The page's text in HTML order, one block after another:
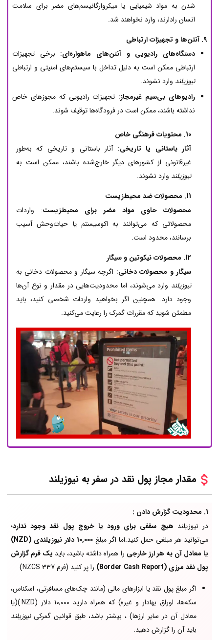
شدن به مواد شیمیایی یا میکروارگانیسم‌های مضر برای سلامت
انسان رادارند، وارد نخواهند شد.
9. آنتن‌ها و تجهیزات ارتباطی
دستگاه‌های رادیویی و آنتن‌های ماهواره‌ای: برخی تجهیزات
ارتباطی ممکن است به دلیل تداخل با سیستم‌های امنیتی و ارتباطی
نیوزیلند وارد نشوند.
رادیوهای بی‌سیم غیرمجاز: تجهیزات رادیویی که مجوزهای خاص
نداشته باشند، ممکن است در فرودگاه‌ها توقیف شوند.
10. محتویات فرهنگی خاص
آثار باستانی یا تاریخی: آثار باستانی و تاریخی که به‌طور
غیرقانونی از کشورهای دیگر خارج‌شده باشند، ممکن است به
نیوزیلند وارد نشوند.
11. محصولات ضد محیط‌زیست
محصولات حاوی مواد مضر برای محیط‌زیست: واردات
محصولاتی که می‌توانند به اکوسیستم یا حیات‌وحش آسیب
برسانند، محدود است.
12. محصولات نیکوتین و سیگار
سیگار و محصولات دخانی: اگرچه سیگار و محصولات دخانی به
نیوزیلند وارد می‌شوند، اما محدودیت‌هایی در مقدار و نوع آن‌ها
وجود دارد. همچنین اگر بخواهید واردات شخصی کنید، باید
مطمئن شوید که مقررات گمرک را رعایت می‌کنید.
مقدار مجاز پول نقد در سفر به نیوزیلند
1. محدودیت گزارش دادن :
در نیوزیلند هیچ سقفی برای ورود یا خروج پول نقد وجود ندارد؛
می‌توانید هر مبلغی حمل کنید.اما اگر مبلغ
10,000 دلار نیوزیلندی (NZD)
یا معادل آن به هر ارز خارجی را همراه داشته باشید، باید یک فرم گزارش
پول نقد مرزی (Border Cash Report)
را پر کنید (فرم NZCS 337)
اگر مبلغ پول نقد یا ابزارهای مالی (مانند چک‌های مسافرتی، اسکناس،
سکه‌ها، اوراق بهادار و غیره) که همراه دارید 10,000 دلار (NZD )(یا
معادل آن در سایر ارزها) ، بیشتر باشد، طبق قوانین گمرکینیوزیلند
باید آن را گزارش دهید.